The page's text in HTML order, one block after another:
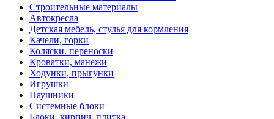
Строительные материалы
Автокресла
Детская мебель, стулья для кормления
Качели, горки
Коляски. переноски
Кроватки, манежи
Ходунки, прыгунки
Игрушки
Наушники
Системные блоки